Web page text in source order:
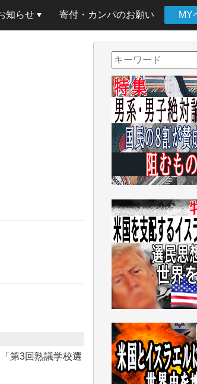
知らせ 寄付・カンパのお願い MY
第3回熟議学校選